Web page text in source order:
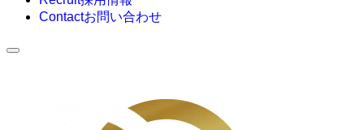
Contactお問い合わせ